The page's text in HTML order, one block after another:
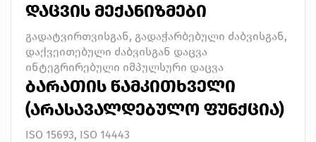
ᲓᲐᲪᲕᲘᲡ ᲛᲔᲥᲐᲜᲘᲖᲛᲔᲑᲘ
გადატვირთვისგან, გადაჭარბებული ძაბვისგან,
დაქვეითებული ძაბვისგან დაცვა
ინტეგრირებული იმპულსური დაცვა
ᲑᲐᲠᲐᲗᲘᲡ ᲬᲐᲛᲙᲘᲗᲮᲕᲔᲚᲘ
(ᲐᲠᲐᲡᲐᲕᲐᲚᲓᲔᲑᲣᲚᲝ ᲤᲣᲜᲥᲪᲘᲐ)
ISO 15693, ISO 14443